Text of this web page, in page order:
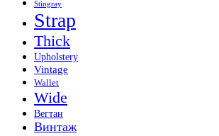
Stingray
Strap
Thick
Upholstery
Vintage
Wallet
Wide
Вегтан
Винтаж